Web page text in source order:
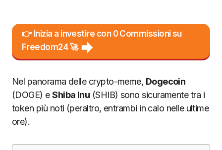
👉 Inizia a investire con 0 Commissioni su
Freedom24 🚀
Nel panorama delle crypto-meme, Dogecoin
(DOGE) eShiba Inu (SHIB) sono sicuramente tra i
token più noti (peraltro, entrambi in calo nelle ultime
ore).